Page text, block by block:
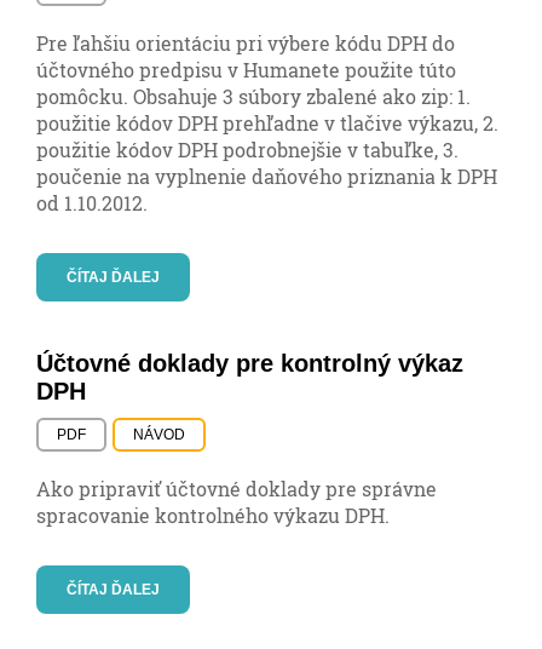
Pre ľahšiu orientáciu pri výbere kódu DPH do
účtovného predpisu v Humanete použite túto
pomôcku. Obsahuje 3 súbory zbalené ako zip: 1.
použitie kódov DPH prehľadne v tlačive výkazu, 2.
použitie kódov DPH podrobnejšie v tabuľke, 3.
poučenie na vyplnenie daňového priznania k DPH
od 1.10.2012.
ČÍTAJ ĎALEJ
Účtovné doklady pre kontrolný výkaz
DPH
PDF NÁVOD
Ako pripraviť účtovné doklady pre správne
spracovanie kontrolného výkazu DPH.
ČÍTAJ ĎALEJ